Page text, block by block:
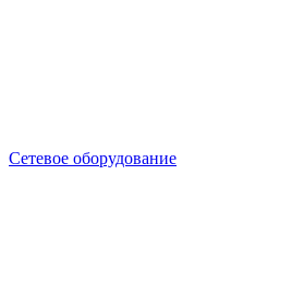
Сетевое оборудование